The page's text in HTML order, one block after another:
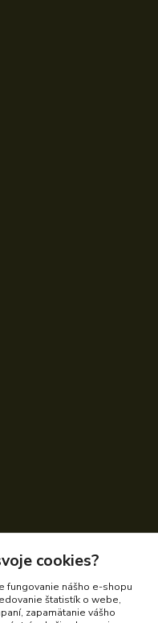
cookies?
fungovanie nášho e-shopu
štatistík o webe,
zapamätanie vášho